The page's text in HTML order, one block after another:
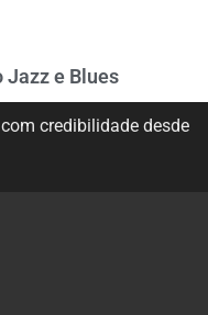
Jazz e Blues
credibilidade desde